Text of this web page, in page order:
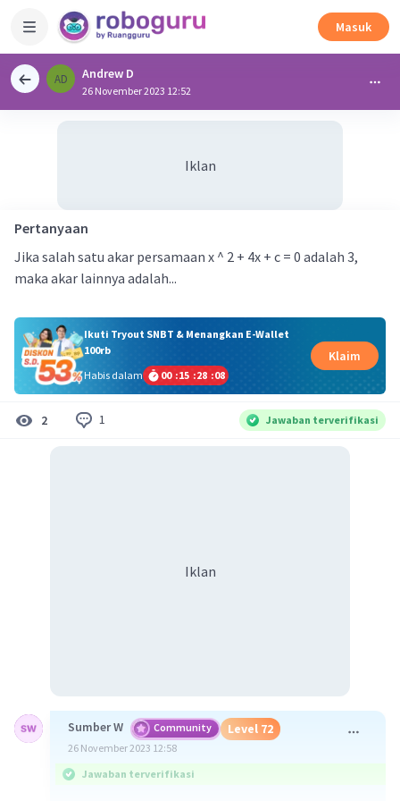
Masuk
AD Andrew D
26 November 2023 12:52
Iklan
Pertanyaan
Jika salah satu akar persamaan x ^ 2 + 4x + c = 0 adalah 3,
maka akar lainnya adalah...
Ikuti Tryout SNBT & Menangkan E-Wallet
100rb
Habis dalam
00 :15 :28 :08
Klaim
2 1 Jawaban terverifikasi
Iklan
Sumber W Community Level 72
26 November 2023 12:58
Jawaban terverifikasi